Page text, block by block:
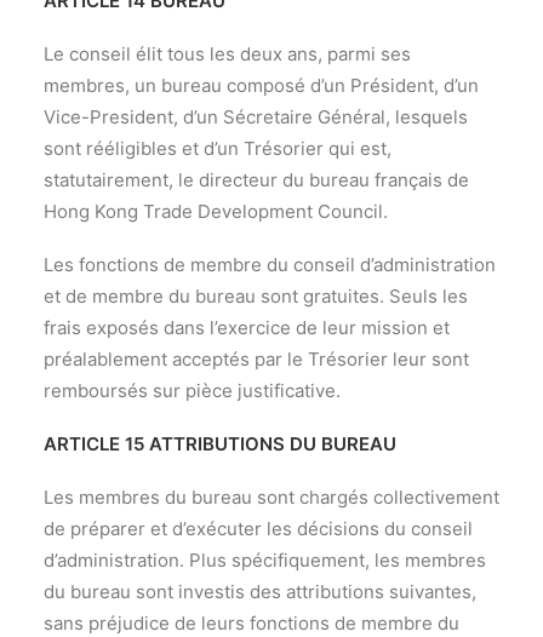
Le conseil élit tous les deux ans, parmi ses
membres, un bureau composé d’un Président, d’un
Vice-President, d’un Sécretaire Général, lesquels
sont rééligibles et d’un Trésorier qui est,
statutairement, le directeur du bureau français de
Hong Kong Trade Development Council.
Les fonctions de membre du conseil d’administration
et de membre du bureau sont gratuites. Seuls les
frais exposés dans l’exercice de leur mission et
préalablement acceptés par le Trésorier leur sont
remboursés sur pièce justificative.
ARTICLE 15 ATTRIBUTIONS DU BUREAU
Les membres du bureau sont chargés collectivement
de préparer et d’exécuter les décisions du conseil
d’administration. Plus spécifiquement, les membres
du bureau sont investis des attributions suivantes,
sans préjudice de leurs fonctions de membre du